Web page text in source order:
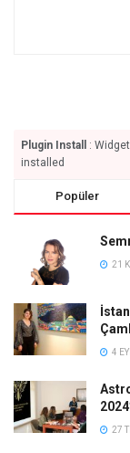
Plugin Install
:
installed
Popüler
21
4
27